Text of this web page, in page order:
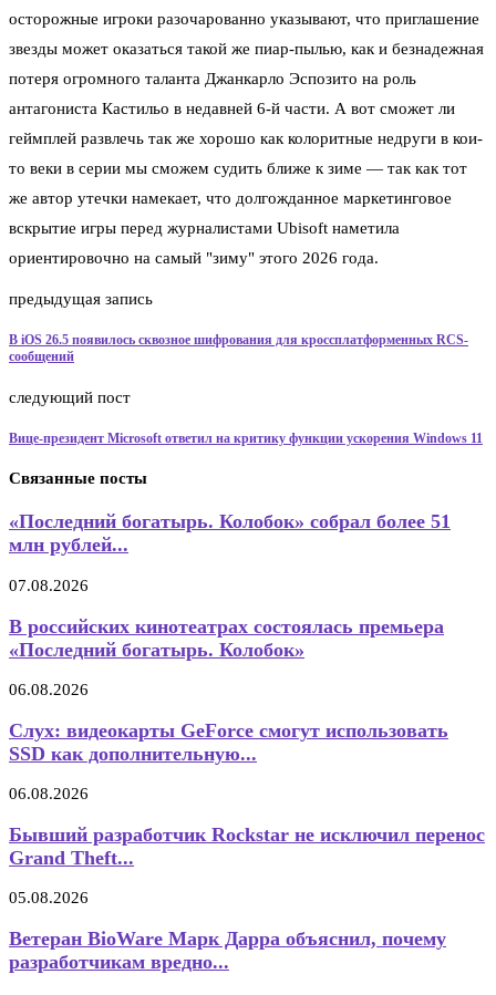
осторожные игроки разочарованно указывают, что приглашение
звезды может оказаться такой же пиар-пылью, как и безнадежная
потеря огромного таланта Джанкарло Эспозито на роль
антагониста Кастильо в недавней 6-й части. А вот сможет ли
геймплей развлечь так же хорошо как колоритные недруги в кои-
то веки в серии мы сможем судить ближе к зиме — так как тот
же автор утечки намекает, что долгожданное маркетинговое
вскрытие игры перед журналистами Ubisoft наметила
ориентировочно на самый "зиму" этого 2026 года.
предыдущая запись
В iOS 26.5 появилось сквозное шифрования для кроссплатформенных RCS-
сообщений
следующий пост
Вице-президент Microsoft ответил на критику функции ускорения Windows 11
Связанные посты
«Последний богатырь. Колобок» собрал более 51
млн рублей...
07.08.2026
В российских кинотеатрах состоялась премьера
«Последний богатырь. Колобок»
06.08.2026
Слух: видеокарты GeForce смогут использовать
SSD как дополнительную...
06.08.2026
Бывший разработчик Rockstar не исключил перенос
Grand Theft...
05.08.2026
Ветеран BioWare Марк Дарра объяснил, почему
разработчикам вредно...